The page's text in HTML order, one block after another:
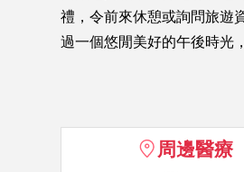
禮，令前來休憩或詢問旅遊
過一個悠閒美好的午後時光
周邊醫療